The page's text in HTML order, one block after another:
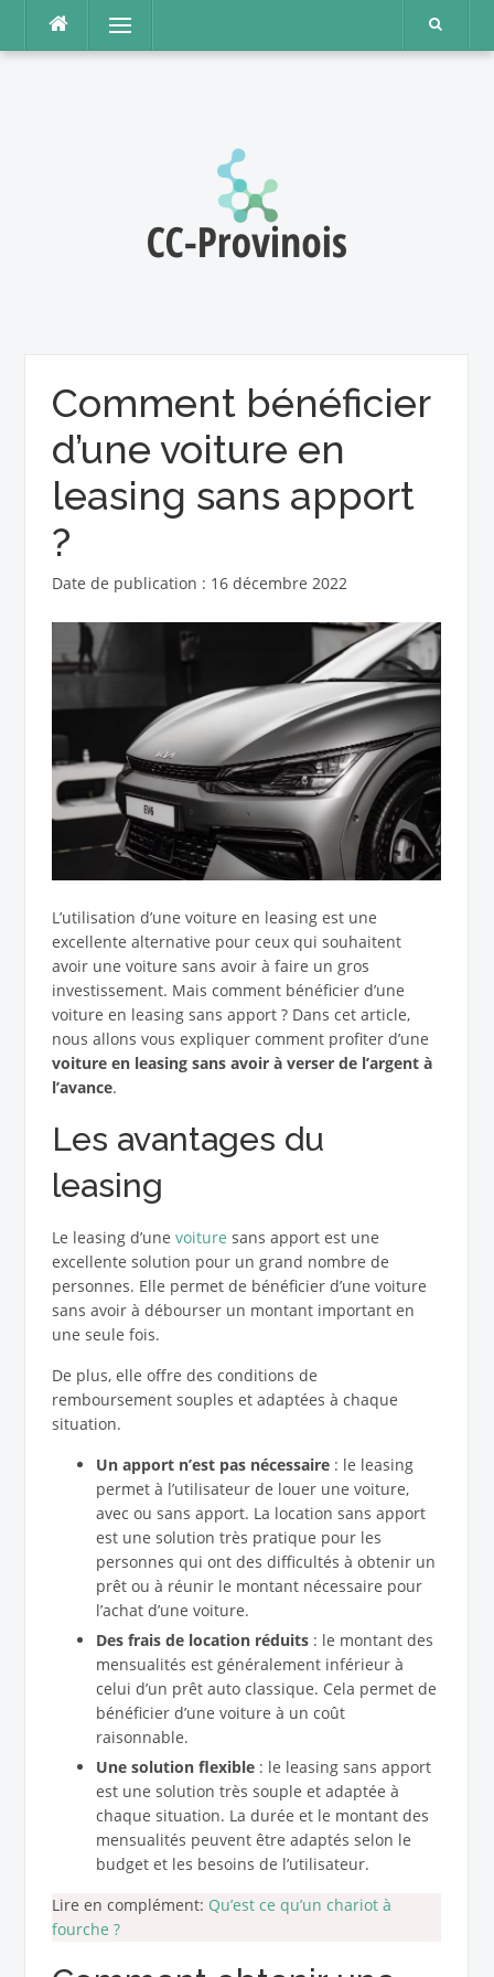
contenu
Menu
Comment bénéficier
d’une voiture en
leasing sans apport
?
Date de publication : 16 décembre 2022
L’utilisation d’une voiture en leasing est une
excellente alternative pour ceux qui souhaitent
avoir une voiture sans avoir à faire un gros
investissement. Mais comment bénéficier d’une
voiture en leasing sans apport ? Dans cet article,
nous allons vous expliquer comment profiter d’une
voiture en leasing sans avoir à verser de l’argent à
l’avance.
Les avantages du
leasing
Le leasing d’une voiture sans apport est une
excellente solution pour un grand nombre de
personnes. Elle permet de bénéficier d’une voiture
sans avoir à débourser un montant important en
une seule fois.
De plus, elle offre des conditions de
remboursement souples et adaptées à chaque
situation.
Un apport n’est pas nécessaire: le leasing
permet à l’utilisateur de louer une voiture,
avec ou sans apport. La location sans apport
est une solution très pratique pour les
personnes qui ont des difficultés à obtenir un
prêt ou à réunir le montant nécessaire pour
l’achat d’une voiture.
Des frais de location réduits: le montant des
mensualités est généralement inférieur à
celui d’un prêt auto classique. Cela permet de
bénéficier d’une voiture à un coût
raisonnable.
Une solution flexible: le leasing sans apport
est une solution très souple et adaptée à
chaque situation. La durée et le montant des
mensualités peuvent être adaptés selon le
budget et les besoins de l’utilisateur.
Lire en complément: Qu’est ce qu’un chariot à
fourche ?